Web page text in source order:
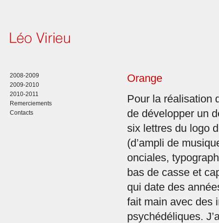
2008-2009
2009-2010
2010-2011
Remerciements
Contacts
Orange
Pour la réalisation
de développer un
six lettres du logo
(d’ampli de
onciales,
bas de casse et
qui date des
fait main avec des
psychédéliques.